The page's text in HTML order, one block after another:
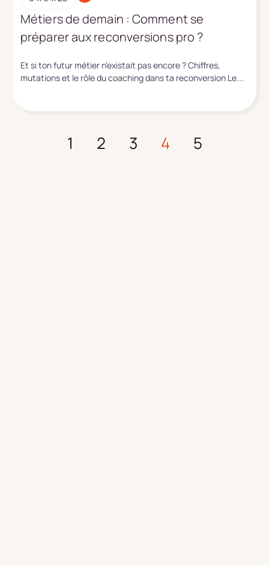
Métiers de demain : Comment se
préparer aux reconversions pro ?
Et si ton futur métier n’existait pas encore ? Chiffres,
mutations et le rôle du coaching dans ta reconversion Le...
1 2 3 4 5